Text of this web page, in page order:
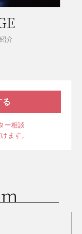
介
る
ー相談
ます。